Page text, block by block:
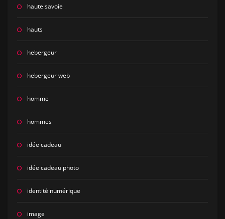
haute savoie
hauts
hebergeur
hebergeur web
homme
hommes
idée cadeau
idée cadeau photo
identité numérique
image